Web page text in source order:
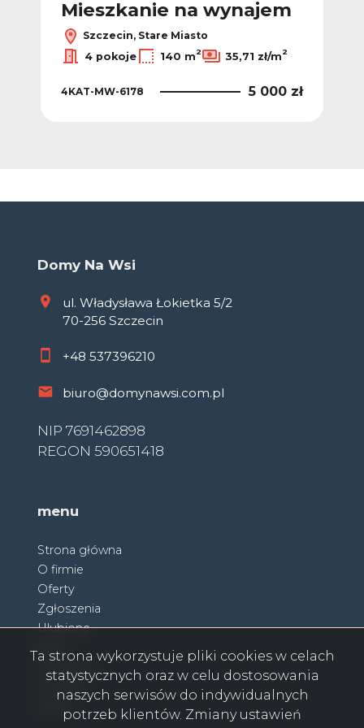
Mieszkanie na wynajem
Szczecin, Stare Miasto
4 pokoje
140 m2 35,71 zł/m2
4KAT-MW-6178 5 000 zł
Domy Na Wsi
ul. Władysława Łokietka 5/2
70-256 Szczecin
+48 537396210
biuro@domynawsi.com.pl
NIP 7691462898
REGON 590651418
menu
Strona główna
O firmie
Oferty
Zgłoszenia
Ulubione
Kontakt
Ta strona wykorzystuje pliki cookies w celach
statystycznych oraz w celu dostosowania
naszych serwisów do indywidualnych
potrzeb klientów. Zmiany ustawień